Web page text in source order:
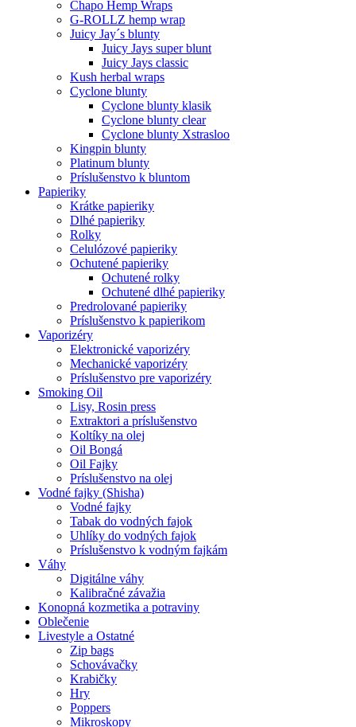
Chapo Hemp Wraps
G-ROLLZ hemp wrap
Juicy Jay´s blunty
Juicy Jays super blunt
Juicy Jays classic
Kush herbal wraps
Cyclone blunty
Cyclone blunty klasik
Cyclone blunty clear
Cyclone blunty Xstrasloo
Kingpin blunty
Platinum blunty
Príslušenstvo k bluntom
Papieriky
Krátke papieriky
Dlhé papieriky
Rolky
Celulózové papieriky
Ochutené papieriky
Ochutené rolky
Ochutené dlhé papieriky
Predrolované papieriky
Príslušenstvo k papierikom
Vaporizéry
Elektronické vaporizéry
Mechanické vaporizéry
Príslušenstvo pre vaporizéry
Smoking Oil
Lisy, Rosin press
Extraktori a príslušenstvo
Koltíky na olej
Oil Bongá
Oil Fajky
Príslušenstvo na olej
Vodné fajky (Shisha)
Vodné fajky
Tabak do vodných fajok
Uhlíky do vodných fajok
Príslušenstvo k vodným fajkám
Váhy
Digitálne váhy
Kalibračné závažia
Konopná kozmetika a potraviny
Oblečenie
Livestyle a Ostatné
Zip bags
Schovávačky
Krabičky
Hry
Poppers
Mikroskopy